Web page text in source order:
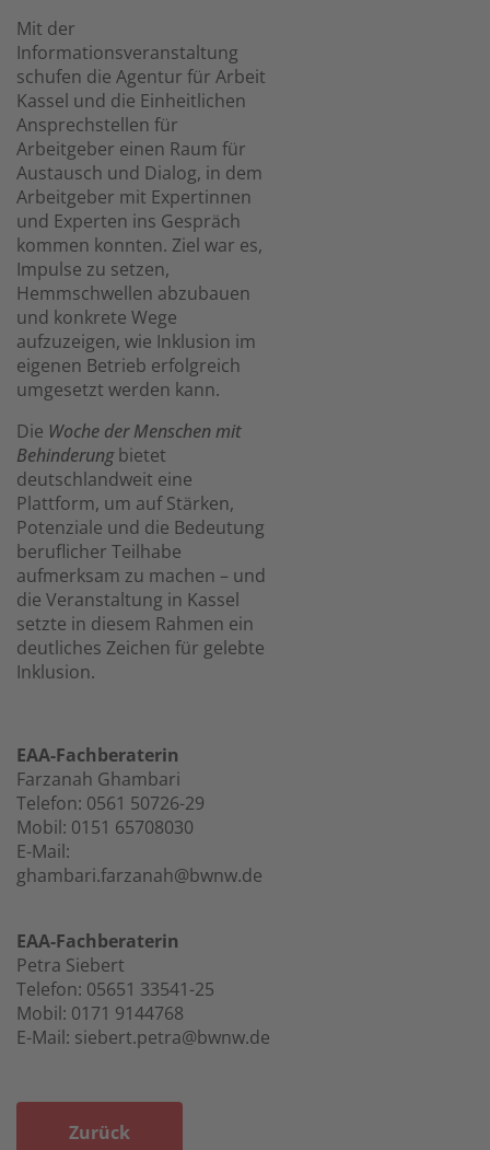
Mit der
Informationsveranstaltung
schufen die Agentur für Arbeit
Kassel und die Einheitlichen
Ansprechstellen für
Arbeitgeber einen Raum für
Austausch und Dialog, in dem
Arbeitgeber mit Expertinnen
und Experten ins Gespräch
kommen konnten. Ziel war es,
Impulse zu setzen,
Hemmschwellen abzubauen
und konkrete Wege
aufzuzeigen, wie Inklusion im
eigenen Betrieb erfolgreich
umgesetzt werden kann.
Die Woche der Menschen mit
Behinderungbietet
deutschlandweit eine
Plattform, um auf Stärken,
Potenziale und die Bedeutung
beruflicher Teilhabe
aufmerksam zu machen – und
die Veranstaltung in Kassel
setzte in diesem Rahmen ein
deutliches Zeichen für gelebte
Inklusion.
EAA-Fachberaterin
Farzanah Ghambari
Telefon: 0561 50726-29
Mobil: 0151 65708030
E-Mail:
ghambari.farzanah@bwnw.de
EAA-Fachberaterin
Petra Siebert
Telefon: 05651 33541-25
Mobil: 0171 9144768
E-Mail: siebert.petra@bwnw.de
Zurück